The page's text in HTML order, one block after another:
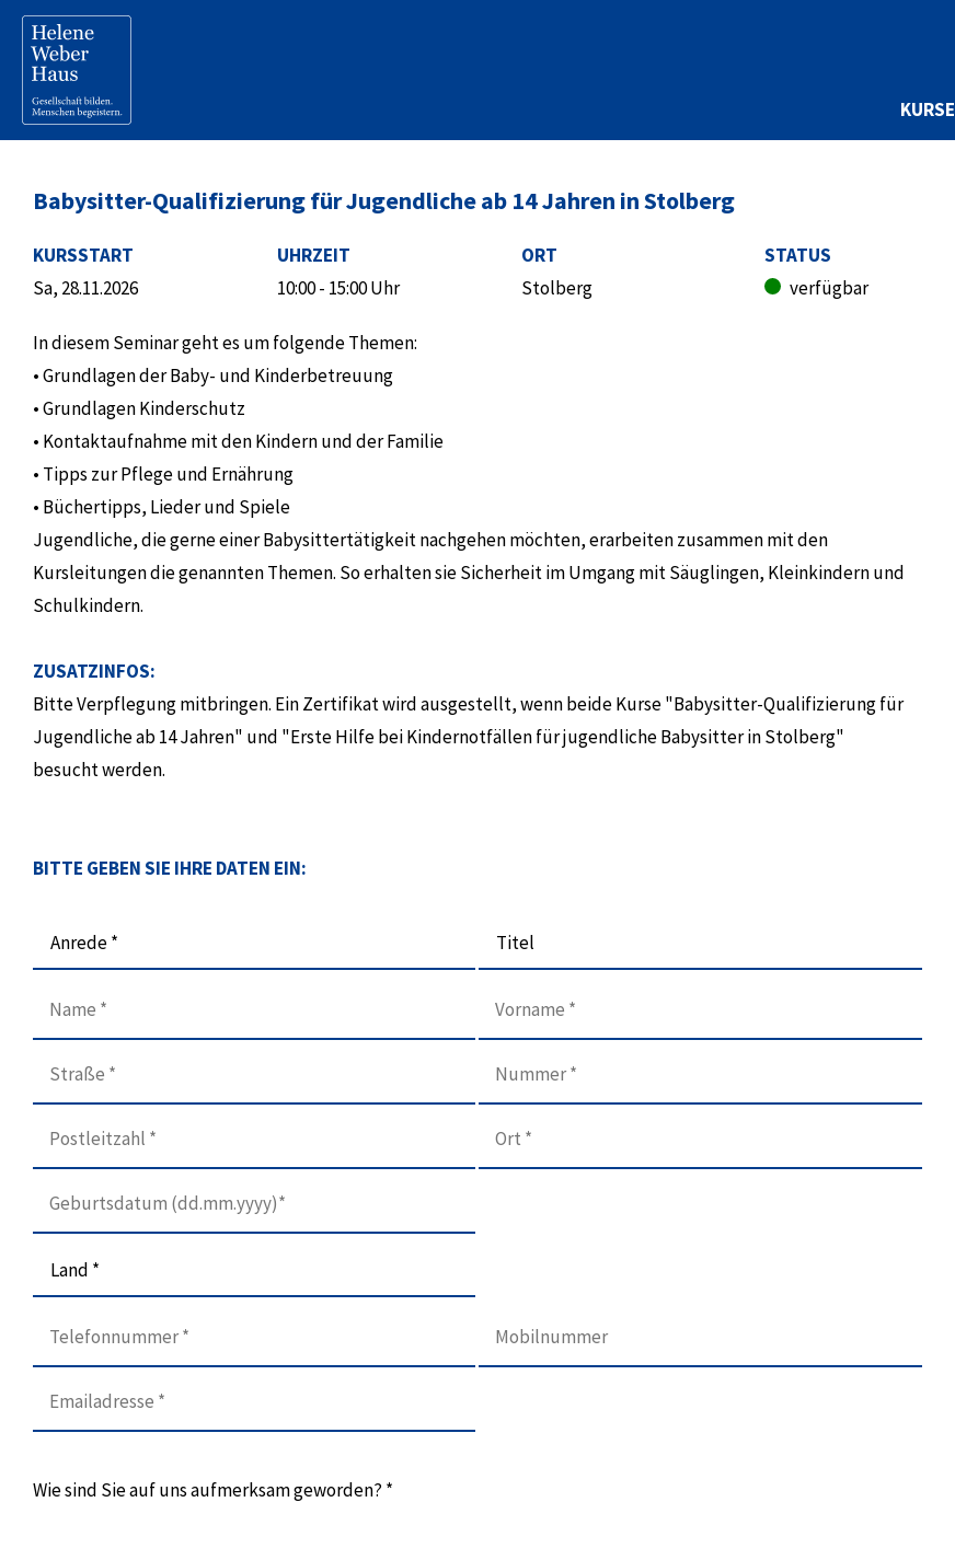
KURSE
Babysitter-Qualifizierung für Jugendliche ab 14 Jahren in Stolberg
KURSSTART UHRZEIT ORT STATUS
Sa, 28.11.2026
10:00 - 15:00 Uhr Stolberg verfügbar
In diesem Seminar geht es um folgende Themen:
• Grundlagen der Baby- und Kinderbetreuung
• Grundlagen Kinderschutz
• Kontaktaufnahme mit den Kindern und der Familie
• Tipps zur Pflege und Ernährung
• Büchertipps, Lieder und Spiele
Jugendliche, die gerne einer Babysittertätigkeit nachgehen möchten, erarbeiten zusammen mit den
Kursleitungen die genannten Themen. So erhalten sie Sicherheit im Umgang mit Säuglingen, Kleinkindern und
Schulkindern.
ZUSATZINFOS:
Bitte Verpflegung mitbringen. Ein Zertifikat wird ausgestellt, wenn beide Kurse "Babysitter-Qualifizierung für
Jugendliche ab 14 Jahren" und "Erste Hilfe bei Kindernotfällen für jugendliche Babysitter in Stolberg"
besucht werden.
BITTE GEBEN SIE IHRE DATEN EIN:
Anrede * Titel
Land *
Wie sind Sie auf uns aufmerksam geworden? *